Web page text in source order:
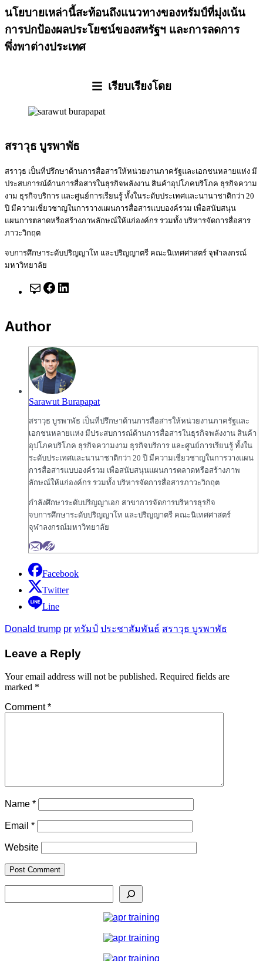
นโยบายเหล่านี้สะท้อนถึงแนวทางของทรัมป์ที่มุ่งเน้น
การปกป้องผลประโยชน์ของสหรัฐฯ และการลดการ
พึ่งพาต่างประเทศ
เรียบเรียงโดย
สราวุธ บูรพาพัธ
สราวุ​ธ เป็นที่ปรึกษาด้านการสื่อสารให้หน่วยงานภาครัฐและเอกชนหลายแห่ง มี
ประสบการณ์ด้านการสื่อสารในธุรกิจพลังงาน สินค้าอุปโภคบริโภค ธุรกิจความ
งาม ธุรกิจบริการ และศูนย์การเรียนรู้ ทั้งในระดับประเทศและนานาชาติกว่า 20
ปี มีความเชี่ยวชาญในการวางแผนการสื่อสารแบบองค์รวม เพื่อสนับสนุน
แผนการตลาดหรือสร้างภาพลักษณ์ให้แก่องค์กร รวมทั้ง บริหารจัดการสื่อสาร
ภาวะวิกฤต
จบการศึกษาระดับปริญญาโท และปริญญาตรี คณะนิเทศศาสตร์ จุฬาลงกรณ์
มหาวิทยาลัย
MailFacebook
Author
Sarawut Burapapat
สราวุ​ธ บูรพาพัธ เป็นที่ปรึกษาด้านการสื่อสารให้หน่วยงานภาครัฐและ
เอกชนหลายแห่ง มีประสบการณ์ด้านการสื่อสารในธุรกิจพลังงาน สินค้า
อุปโภคบริโภค ธุรกิจความงาม ธุรกิจบริการ และศูนย์การเรียนรู้ ทั้งใน
ระดับประเทศและนานาชาติกว่า 20 ปี มีความเชี่ยวชาญในการวางแผน
การสื่อสารแบบองค์รวม เพื่อสนับสนุนแผนการตลาดหรือสร้างภาพ
ลักษณ์ให้แก่องค์กร รวมทั้ง บริหารจัดการสื่อสารภาวะวิกฤต
กำลังศึกษาระดับปริญญาเอก สาขาการจัดการบริหารธุรกิจ
จบการศึกษาระดับปริญญาโท และปริญญาตรี คณะนิเทศศาสตร์
จุฬาลงกรณ์มหาวิทยาลัย
Facebook
Twitter
Line
Donald trump pr ทรัมป์ ประชาสัมพันธ์ สราวุธ บูรพาพัธ
Leave a Reply
Your email address will not be published. Required fields are
marked *
Comment*
Name *
Email *
Website